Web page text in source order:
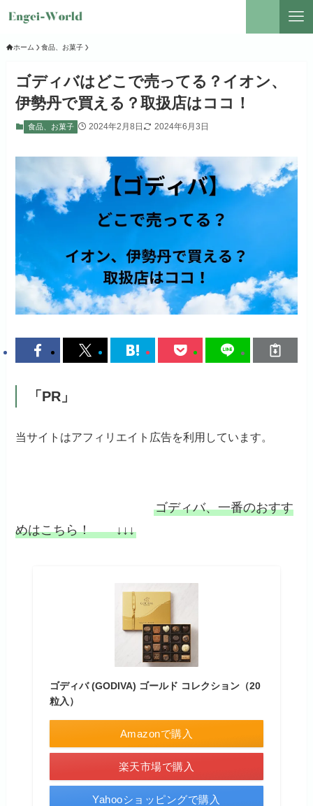
ホーム 食品、お菓子
ゴディバはどこで売ってる？イオン、
伊勢丹で買える？取扱店はココ！
食品、お菓子 2024年2月8日 2024年6月3日
「PR」
当サイトはアフィリエイト広告を利用しています。
ゴディバ、一番のおすす
めはこちら！ ↓↓↓
ゴディバ (GODIVA) ゴールド コレクション（20
粒入）
Amazonで購入
楽天市場で購入
Yahooショッピングで購入